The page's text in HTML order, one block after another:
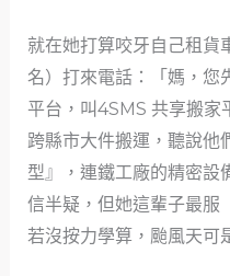
就在她打算咬牙自己租貨
名）打來電話：「媽，您
平台，叫4SMS 共享搬家
跨縣市大件搬運，聽說他
型』，連鐵工廠的精密設
信半疑，但她這輩子最服
若沒按力學算，颱風天可